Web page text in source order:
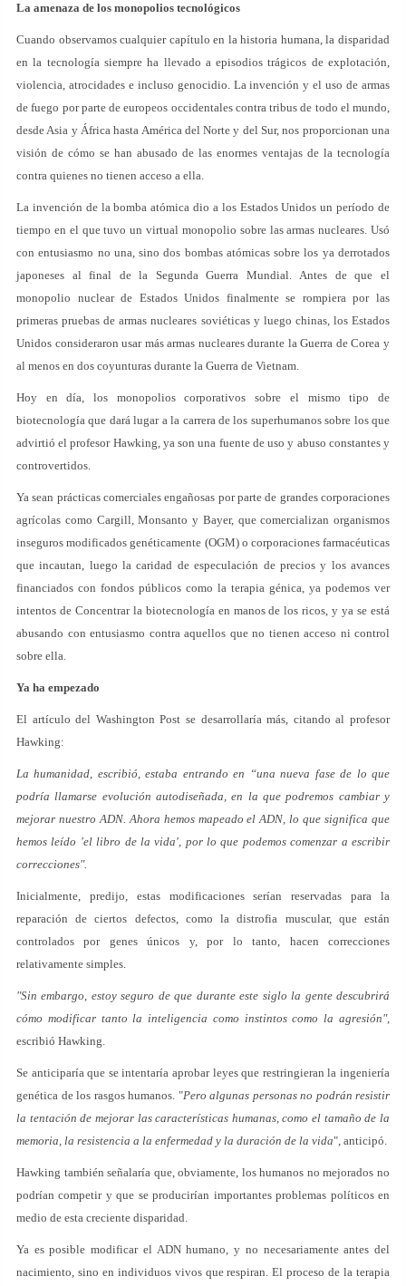
La amenaza de los monopolios tecnológicos
Cuando observamos cualquier capítulo en la historia humana, la disparidad
en la tecnología siempre ha llevado a episodios trágicos de explotación,
violencia, atrocidades e incluso genocidio. La invención y el uso de armas
de fuego por parte de europeos occidentales contra tribus de todo el mundo,
desde Asia y África hasta América del Norte y del Sur, nos proporcionan una
visión de cómo se han abusado de las enormes ventajas de la tecnología
contra quienes no tienen acceso a ella.
La invención de la bomba atómica dio a los Estados Unidos un período de
tiempo en el que tuvo un virtual monopolio sobre las armas nucleares. Usó
con entusiasmo no una, sino dos bombas atómicas sobre los ya derrotados
japoneses al final de la Segunda Guerra Mundial. Antes de que el
monopolio nuclear de Estados Unidos finalmente se rompiera por las
primeras pruebas de armas nucleares soviéticas y luego chinas, los Estados
Unidos consideraron usar más armas nucleares durante la Guerra de Corea y
al menos en dos coyunturas durante la Guerra de Vietnam.
Hoy en día, los monopolios corporativos sobre el mismo tipo de
biotecnología que dará lugar a la carrera de los superhumanos sobre los que
advirtió el profesor Hawking, ya son una fuente de uso y abuso constantes y
controvertidos.
Ya sean prácticas comerciales engañosas por parte de grandes corporaciones
agrícolas como Cargill, Monsanto y Bayer, que comercializan organismos
inseguros modificados genéticamente (OGM) o corporaciones farmacéuticas
que incautan, luego la caridad de especulación de precios y los avances
financiados con fondos públicos como la terapia génica, ya podemos ver
intentos de Concentrar la biotecnología en manos de los ricos, y ya se está
abusando con entusiasmo contra aquellos que no tienen acceso ni control
sobre ella.
Ya ha empezado
El artículo del Washington Post se desarrollaría más, citando al profesor
Hawking:
La humanidad, escribió, estaba entrando en “una nueva fase de lo que
podría llamarse evolución autodiseñada, en la que podremos cambiar y
mejorar nuestro ADN. Ahora hemos mapeado el ADN, lo que significa que
hemos leído 'el libro de la vida', por lo que podemos comenzar a escribir
correcciones".
Inicialmente, predijo, estas modificaciones serían reservadas para la
reparación de ciertos defectos, como la distrofia muscular, que están
controlados por genes únicos y, por lo tanto, hacen correcciones
relativamente simples.
"Sin embargo, estoy seguro de que durante este siglo la gente descubrirá
cómo modificar tanto la inteligencia como instintos como la agresión",
escribió Hawking.
Se anticiparía que se intentaría aprobar leyes que restringieran la ingeniería
genética de los rasgos humanos. "Pero algunas personas no podrán resistir
la tentación de mejorar las características humanas, como el tamaño de la
memoria, la resistencia a la enfermedad y la duración de la vida", anticipó.
Hawking también señalaría que, obviamente, los humanos no mejorados no
podrían competir y que se producirían importantes problemas políticos en
medio de esta creciente disparidad.
Ya es posible modificar el ADN humano, y no necesariamente antes del
nacimiento, sino en individuos vivos que respiran. El proceso de la terapia